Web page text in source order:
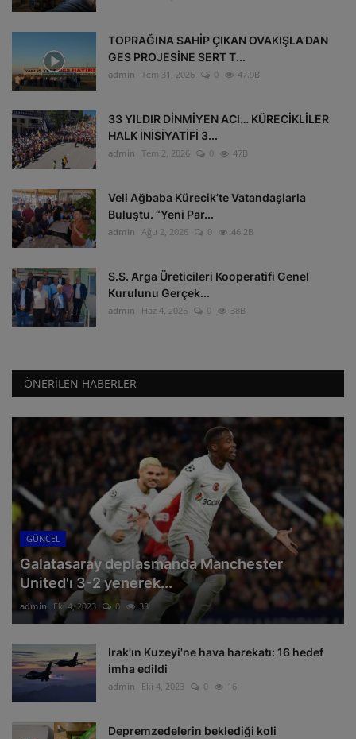
TOPRAĞINA SAHİP ÇIKAN OVAKIŞLA’DAN
GES PROJESİNE SERT T...
admin Tem 31, 2026 0 47.9B
33 YILDIR DİNMİYEN ACI… KÜRECİKLİLER
HALK İNİSİYATİFİ 3...
admin Tem 2, 2026 0 47B
Veli Ağbaba Kürecik’te Vatandaşlarla
Buluştu. “Yeni Par...
admin Ağu 2, 2026 0 46.2B
S.S. Arga Üreticileri Kooperatifi Genel
Kurulunu Gerçek...
admin Haz 4, 2026 0 38B
ÖNERILEN HABERLER
GÜNCEL
Galatasaray deplasmanda Manchester
United'ı 3-2 yenerek...
admin Eki 4, 2023 0 33
Irak'ın Kuzeyi'ne hava harekatı: 16 hedef
imha edildi
admin Eki 4, 2023 0 16
Depremzedelerin beklediği koli